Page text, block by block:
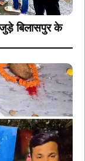
बिलासपुर के